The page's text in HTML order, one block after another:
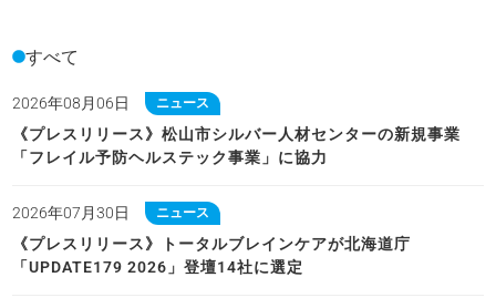
すべて
2026年08月06日 ニュース
《プレスリリース》松山市シルバー人材センターの新規事業
「フレイル予防ヘルステック事業」に協力
2026年07月30日 ニュース
《プレスリリース》トータルブレインケアが北海道庁
「UPDATE179 2026」登壇14社に選定